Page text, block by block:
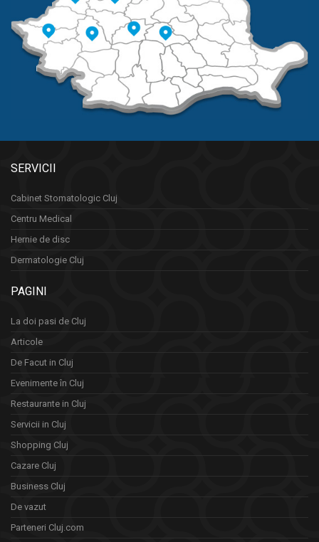
SERVICII
Cabinet Stomatologic Cluj
Centru Medical
Hernie de disc
Dermatologie Cluj
PAGINI
La doi pasi de Cluj
Articole
De Facut in Cluj
Evenimente în Cluj
Restaurante in Cluj
Servicii in Cluj
Shopping Cluj
Cazare Cluj
Business Cluj
De vazut
Parteneri Cluj.com